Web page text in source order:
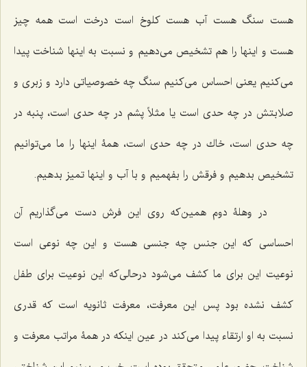
هست سنگ هست آب هست كلوخ است درخت است همه چیز
هست و اینها را هم تشخیص مى‌دهیم و نسبت به اینها شناخت پیدا
مى‌كنیم یعنى احساس مى‌كنیم سنگ چه خصوصیاتى دارد و زبرى و
صلابتش در چه حدى است یا مثلاً پشم در چه حدى است، پنبه در
چه حدى است، خاك در چه حدى است، همۀ اینها را ما مى‌توانیم‌
تشخیص بدهیم و فرقش را بفهمیم و با آب و اینها تمیز بدهیم.
در وهلۀ دوم همین‌كه روى این فرش دست مى‌گذاریم آن
احساسى كه این جنس چه جنسى هست و این چه نوعى است
نوعیت این براى ما كشف مى‌شود درحالى‌كه این نوعیت براى طفل
كشف نشده بود پس این معرفت، معرفت ثانویه است كه قدرى
نسبت به او ارتقاء پیدا مى‌كند در عین اینكه در همۀ مراتب معرفت و